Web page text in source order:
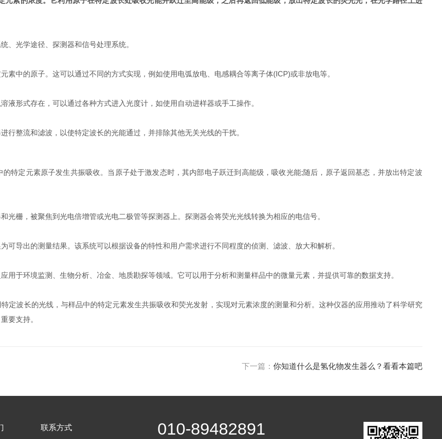
光学途径、探测器和信号处理系统。
中的原子。这可以通过不同的方式实现，例如使用电弧放电、电感耦合等离子体(ICP)或非放电等。
形式存在，可以通过各种方式进入光度计，如使用自动进样器或手工操作。
整流和滤波，以使特定波长的光能通过，并排除其他无关光线的干扰。
定元素原子发生共振吸收。当原子处于激发态时，其内部电子跃迁到高能级，吸收光能;随后，原子返回基态，并放出特定波
栅，被聚焦到光电倍增管或光电二极管等探测器上。探测器会将荧光光线转换为相应的电信号。
导出的测量结果。该系统可以根据设备的特性和用户需求进行不同程度的侦测、滤波、放大和解析。
于环境监测、生物分析、冶金、地质勘探等领域。它可以用于分析和测量样品中的微量元素，并提供可靠的数据支持。
波长的光线，与样品中的特定元素发生共振吸收和荧光发射，实现对元素浓度的测量和分析。这种仪器的应用推动了科学研究
要支持。
下一篇： 你知道什么是氢化物发生器么？看看本篇吧
联系方式 010-89482891